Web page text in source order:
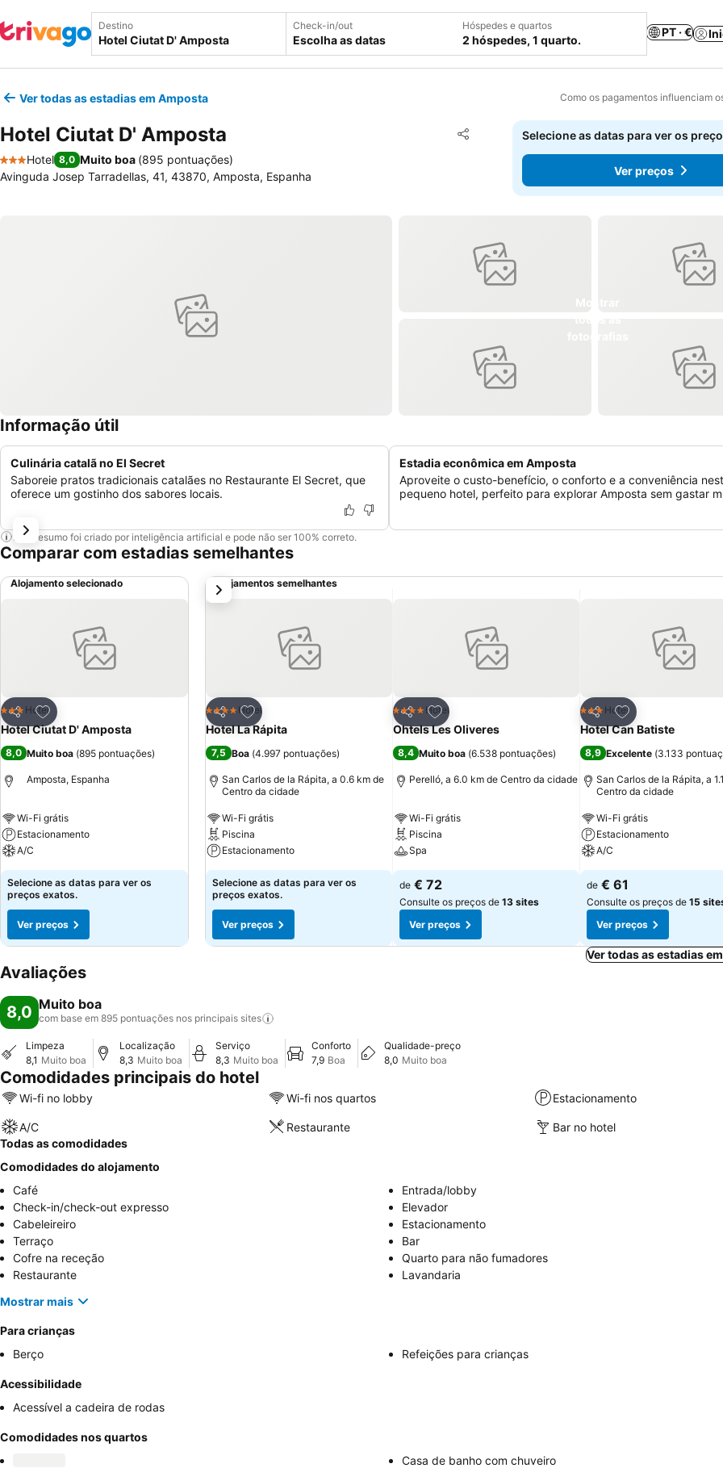
Destino Check-in/out
Escolha as datas
Hóspedes e quartos
2 hóspedes, 1 quarto.
PT · €
Ver todas as estadias em Amposta Como os pagamentos influenciam
Hotel Ciutat D' Amposta Partilhar
Adicionar aos favoritos
3 Estrelas
Hotel 8,0 Muito boa (895 pontuações)
Avinguda Josep Tarradellas, 41, 43870, Amposta, Espanha
Selecione as datas para ver os
Ver preços
Informação útil
Culinária catalã no El Secret
Saboreie pratos tradicionais catalães no Restaurante El Secret, que
oferece um gostinho dos sabores locais.
Estadia econômica em Amposta
Aproveite o custo-benefício, o conforto e a conveniência
pequeno hotel, perfeito para explorar Amposta sem gastar
Este resumo foi criado por inteligência artificial e pode não ser 100% correto.
Comparar com estadias semelhantes
Alojamento selecionado
Partilhar
Adicionar aos favoritos
3 Estrelas
Hotel
Hotel Ciutat D' Amposta
8,0 Muito boa (895 pontuações)
Amposta, Espanha
Wi-Fi grátis
Estacionamento
A/C
Selecione as datas para ver os
preços exatos.
Ver preços
Alojamentos semelhantes
Partilhar
Adicionar aos favoritos
4 EstrelasHotel
Hotel La Rápita
7,5 Boa (4.997 pontuações)
San Carlos de la Rápita, a 0.6 km de
Centro da cidade
Wi-Fi grátis
Piscina
Estacionamento
Selecione as datas para ver os
preços exatos.
Ver preços
Partilhar
Adicionar aos favoritos
4 EstrelasHotel
Ohtels Les Oliveres
8,4 Muito boa (6.538 pontuações)
Perelló, a 6.0 km de Centro da cidade
Wi-Fi grátis
Piscina
Spa
de € 72
Consulte os preços de 13 sites
Ver preços
Partilhar
Adicionar aos
3 Estrelas
Hotel
Hotel Can Batiste
8,9 Excelente (3.133
San Carlos de la Rápita, a
Centro da cidade
Wi-Fi grátis
Estacionamento
A/C
de € 61
Consulte os preços de 15
Ver preços
próximo
Ver todas as estadias
Avaliações
8,0 Muito boa
com base em 895 pontuações nos principais sites
Limpeza
8,1 Muito boa
Localização
8,3 Muito boa
Serviço
8,3 Muito boa
Conforto
7,9 Boa
Qualidade-preço
8,0 Muito boa
Comodidades principais do hotel
Wi-fi no lobby Wi-fi nos quartos Estacionamento
A/C Restaurante
Bar no hotel
Todas as comodidades
Comodidades do alojamento
Café
Entrada/lobby
Check-in/check-out expresso
Elevador
Cabeleireiro
Estacionamento
Terraço
Bar
Cofre na receção
Quarto para não fumadores
Restaurante
Lavandaria
Mostrar mais
Para crianças
Berço
Refeições para crianças
Acessibilidade
Acessível a cadeira de rodas
Comodidades nos quartos
Casa de banho com chuveiro